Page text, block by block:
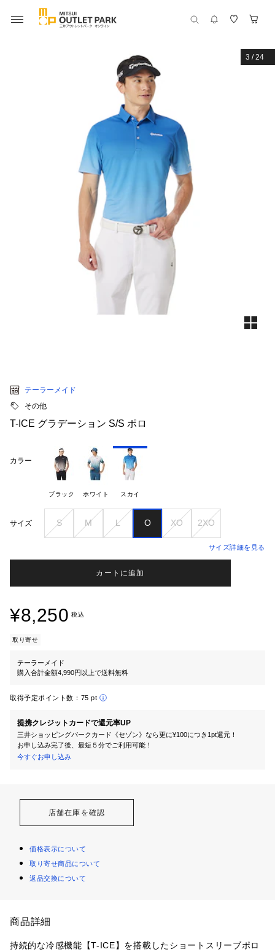
3 /24
テーラーメイド
その他
T-ICE グラデーション S/S ポロ
カラー
ブラック ホワイト スカイ
サイズ S M L O XO 2XO
サイズ詳細を見る
カートに追加
¥8,250 税込
取り寄せ
テーラーメイド
購入合計金額4,990円以上で送料無料
取得予定ポイント数： 75 pt
提携クレジットカードで還元率UP
三井ショッピングパークカード《セゾン》なら更に¥100につき1pt還元！
お申し込み完了後、最短５分でご利用可能！
今すぐお申し込み
店舗在庫を確認
価格表示について
取り寄せ商品について
返品交換について
商品詳細
持続的な冷感機能【T-ICE】を搭載したショートスリーブポロ